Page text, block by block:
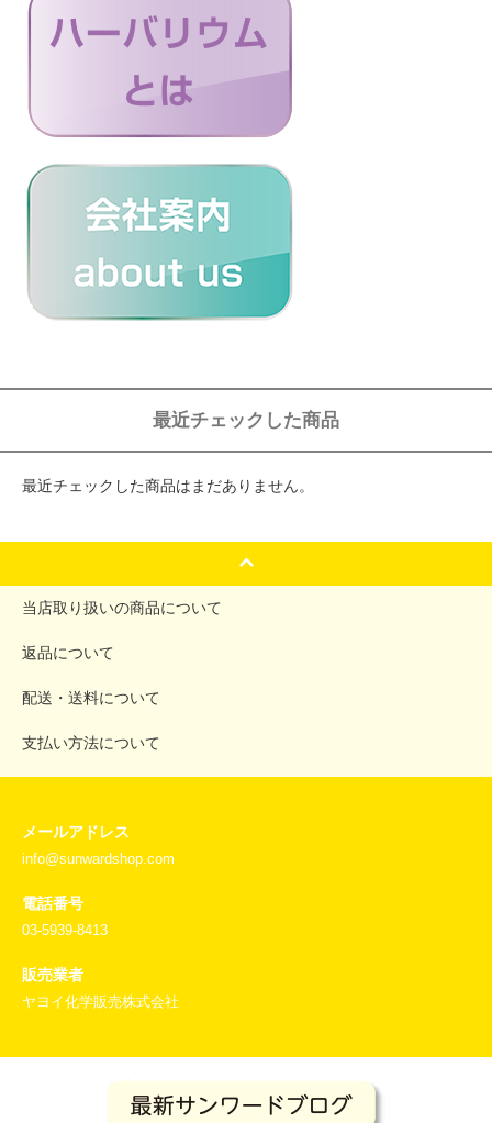
最近チェックした商品
最近チェックした商品はまだありません。
当店取り扱いの商品について
返品について
配送・送料について
支払い方法について
メールアドレス
info@sunwardshop.com
電話番号
03-5939-8413
販売業者
ヤヨイ化学販売株式会社